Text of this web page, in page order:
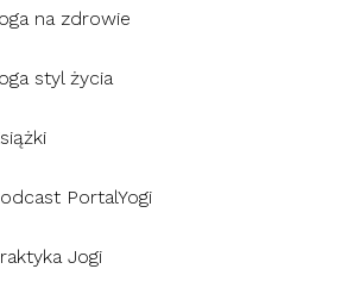
na zdrowie
styl życia
PortalYogi
Jogi